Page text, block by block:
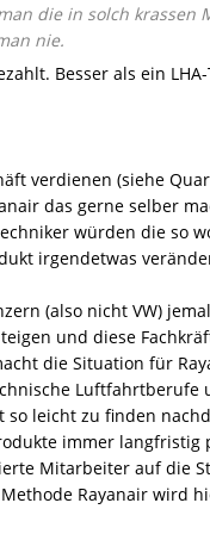
die in solch krassen
nie.
Besser als ein
verdienen (siehe
das gerne selber
würden die so
irgendetwas
(also nicht VW)
und diese
die Situation für
Luftfahrtberufe
leicht zu finden
immer langfristig
Mitarbeiter auf die
Rayanair wird